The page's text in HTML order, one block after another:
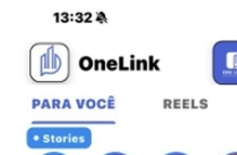
Fortaleza